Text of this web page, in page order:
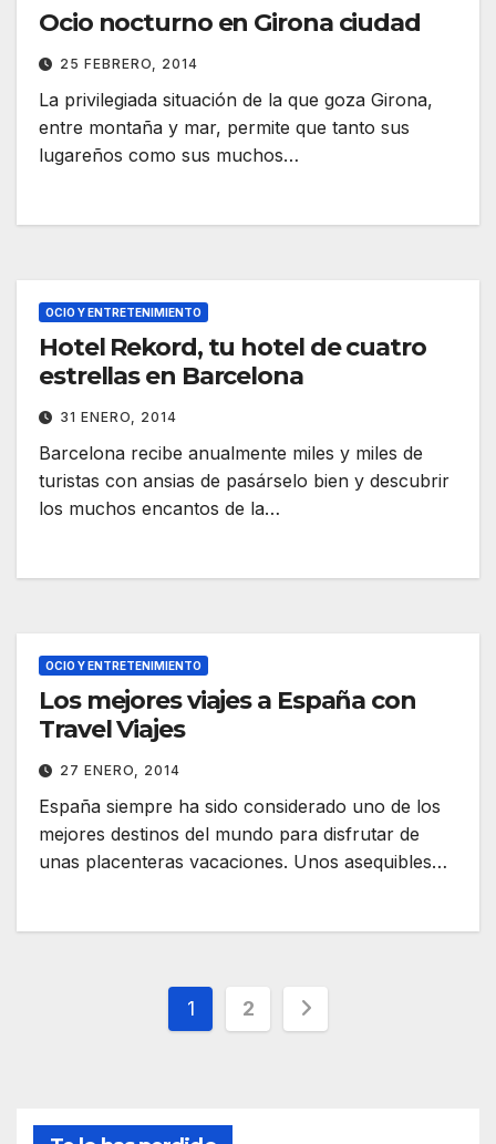
Ocio nocturno en Girona ciudad
25 FEBRERO, 2014
La privilegiada situación de la que goza Girona,
entre montaña y mar, permite que tanto sus
lugareños como sus muchos…
OCIO Y ENTRETENIMIENTO
Hotel Rekord, tu hotel de cuatro
estrellas en Barcelona
31 ENERO, 2014
Barcelona recibe anualmente miles y miles de
turistas con ansias de pasárselo bien y descubrir
los muchos encantos de la…
OCIO Y ENTRETENIMIENTO
Los mejores viajes a España con
Travel Viajes
27 ENERO, 2014
España siempre ha sido considerado uno de los
mejores destinos del mundo para disfrutar de
unas placenteras vacaciones. Unos asequibles…
Paginación
1 2